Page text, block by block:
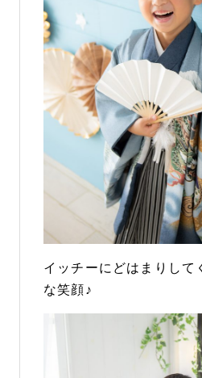
イッチーにどはまりして
な笑顔♪